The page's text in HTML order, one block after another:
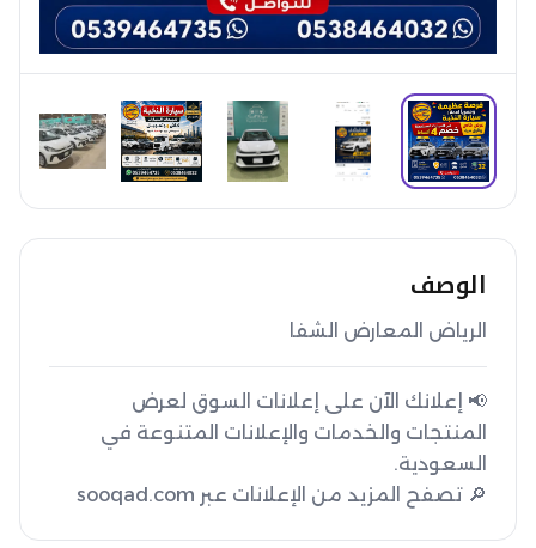
الوصف
الرياض المعارض الشفا
📢 إعلانك الآن على إعلانات السوق لعرض
المنتجات والخدمات والإعلانات المتنوعة في
🔎 تصفح المزيد من الإعلانات عبر sooqad.com